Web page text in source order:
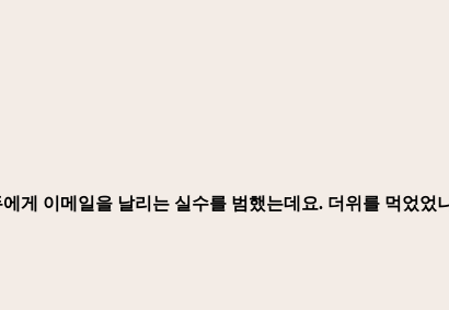
게 이메일을 날리는 실수를 범했는데요. 더위를 먹었었